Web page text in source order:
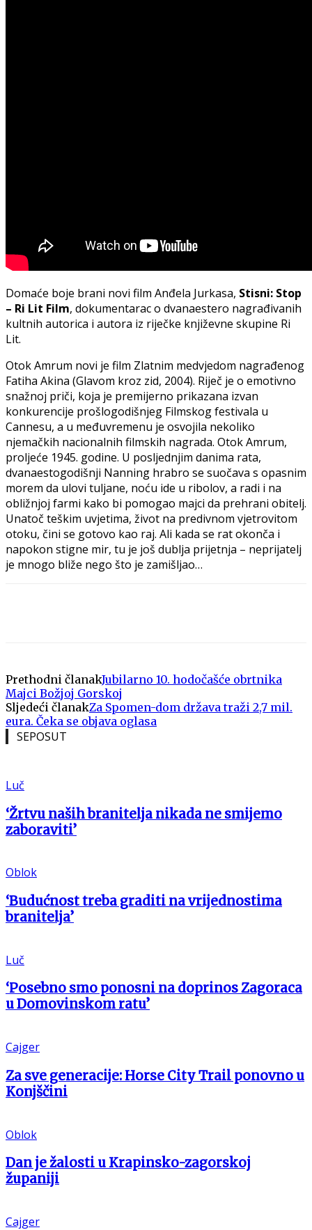
Domaće boje brani novi film Anđela Jurkasa, Stisni: Stop
– Ri Lit Film, dokumentarac o dvanaestero nagrađivanih
kultnih autorica i autora iz riječke književne skupine Ri
Lit.
Otok Amrum novi je film Zlatnim medvjedom nagrađenog
Fatiha Akina (Glavom kroz zid, 2004). Riječ je o emotivno
snažnoj priči, koja je premijerno prikazana izvan
konkurencije prošlogodišnjeg Filmskog festivala u
Cannesu, a u međuvremenu je osvojila nekoliko
njemačkih nacionalnih filmskih nagrada. Otok Amrum,
proljeće 1945. godine. U posljednjim danima rata,
dvanaestogodišnji Nanning hrabro se suočava s opasnim
morem da ulovi tuljane, noću ide u ribolov, a radi i na
obližnjoj farmi kako bi pomogao majci da prehrani obitelj.
Unatoč teškim uvjetima, život na predivnom vjetrovitom
otoku, čini se gotovo kao raj. Ali kada se rat okonča i
napokon stigne mir, tu je još dublja prijetnja – neprijatelj
je mnogo bliže nego što je zamišljao…
Prethodni članakJubilarno 10. hodočašće obrtnika
Majci Božjoj Gorskoj
Sljedeći članakZa Spomen-dom država traži 2,7 mil.
eura. Čeka se objava oglasa
SEPOSUT
Luč
‘Žrtvu naših branitelja nikada ne smijemo
zaboraviti’
Oblok
‘Budućnost treba graditi na vrijednostima
branitelja’
Luč
‘Posebno smo ponosni na doprinos Zagoraca
u Domovinskom ratu’
Cajger
Za sve generacije: Horse City Trail ponovno u
Konjščini
Oblok
Dan je žalosti u Krapinsko-zagorskoj
županiji
Cajger